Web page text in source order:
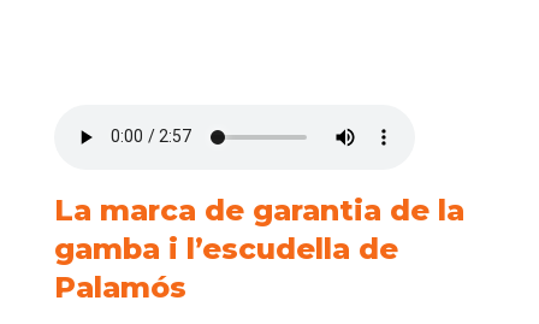
La marca de garantia de la
gamba i l’escudella de
Palamós